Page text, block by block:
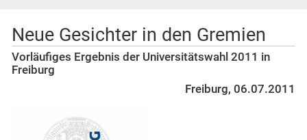
Neue Gesichter in den Gremien
Vorläufiges Ergebnis der Universitätswahl 2011 in
Freiburg
Freiburg, 06.07.2011